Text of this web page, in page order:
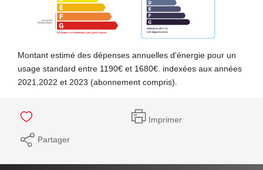
Montant estimé des dépenses annuelles d'énergie pour un
usage standard entre 1190€ et 1680€. indexées aux années
2021,2022 et 2023 (abonnement compris).
Imprimer
Partager